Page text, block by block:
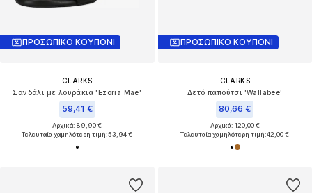
ΠΡΟΣΩΠΙΚΟ ΚΟΥΠΟΝΙ
CLARKS
Σανδάλι με λουράκια 'Ezoria Mae'
59,41 €
Αρχικά: 89,90 €
Τελευταία χαμηλότερη τιμή:53,94 €
ΠΡΟΣΩΠΙΚΟ ΚΟΥΠΟΝΙ
CLARKS
Δετό παπούτσι 'Wallabee'
80,66 €
Αρχικά: 120,00 €
Τελευταία χαμηλότερη τιμή:42,00 €